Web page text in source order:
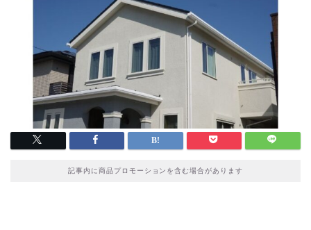
記事内に商品プロモーションを含む場合があります